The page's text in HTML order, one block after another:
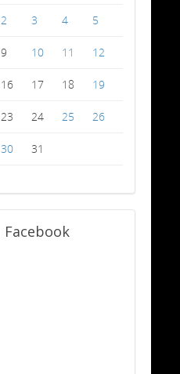
2 3 4 5
9 10 11 12
16 17 18 19
23 24 25 26
30 31
Facebook